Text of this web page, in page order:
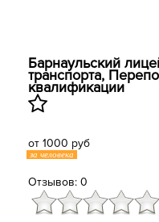
Барнаульский
транспорта,
квалификации
от 1000 руб
за человека
Отзывов: 0